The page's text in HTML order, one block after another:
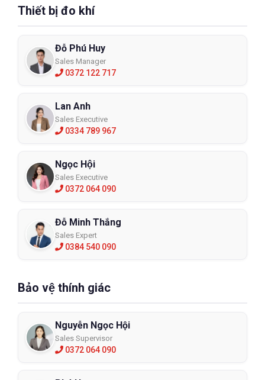
Thiết bị đo khí
Đỗ Phú Huy
Sales Manager
0372 122 717
Lan Anh
Sales Executive
0334 789 967
Ngọc Hội
Sales Executive
0372 064 090
Đỗ Minh Thắng
Sales Expert
0384 540 090
Bảo vệ thính giác
Nguyễn Ngọc Hội
Sales Supervisor
0372 064 090